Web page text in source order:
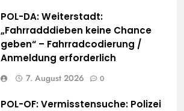
POL-DA: Weiterstadt:
„Fahrradddieben keine Chance
geben“ – Fahrradcodierung /
Anmeldung erforderlich
7. August 2026 0
POL-OF: Vermisstensuche: Polizei